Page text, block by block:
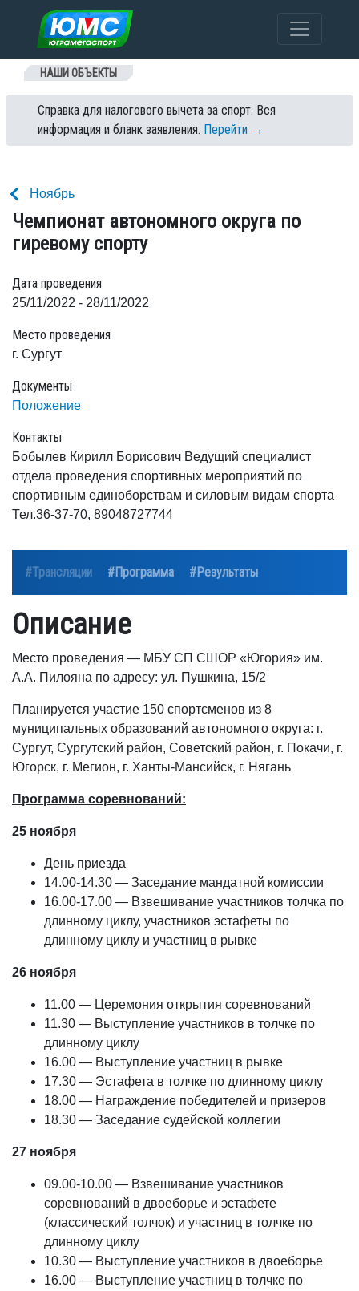
Перейти к содержанию
НАШИ ОБЪЕКТЫ
Справка для налогового вычета за спорт. Вся
информация и бланк заявления. Перейти →
Ноябрь
Чемпионат автономного округа по
гиревому спорту
Дата проведения
25/11/2022 - 28/11/2022
Место проведения
г. Сургут
Документы
Положение
Контакты
Бобылев Кирилл Борисович Ведущий специалист
отдела проведения спортивных мероприятий по
спортивным единоборствам и силовым видам спорта
Тел.36-37-70, 89048727744
#Трансляции #Программа #Результаты
Описание
Место проведения — МБУ СП СШОР «Югория» им.
А.А. Пилояна по адресу: ул. Пушкина, 15/2
Планируется участие 150 спортсменов из 8
муниципальных образований автономного округа: г.
Сургут, Сургутский район, Советский район, г. Покачи, г.
Югорск, г. Мегион, г. Ханты-Мансийск, г. Нягань
Программа соревнований:
25 ноября
День приезда
14.00-14.30 — Заседание мандатной комиссии
16.00-17.00 — Взвешивание участников толчка по
длинному циклу, участников эстафеты по
длинному циклу и участниц в рывке
26 ноября
11.00 — Церемония открытия соревнований
11.30 — Выступление участников в толчке по
длинному циклу
16.00 — Выступление участниц в рывке
17.30 — Эстафета в толчке по длинному циклу
18.00 — Награждение победителей и призеров
18.30 — Заседание судейской коллегии
27 ноября
09.00-10.00 — Взвешивание участников
соревнований в двоеборье и эстафете
(классический толчок) и участниц в толчке по
длинному циклу
10.30 — Выступление участников в двоеборье
16.00 — Выступление участниц в толчке по